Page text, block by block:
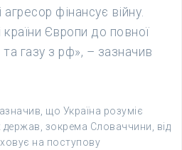
агресор фінансує війну.
Європи до повної
газу з рф», – зазначив
що Україна розуміє
держав, зокрема Словаччини, від
на поступову